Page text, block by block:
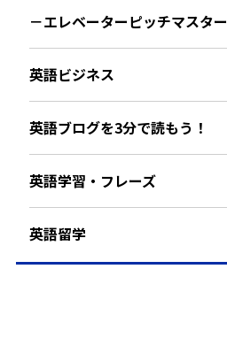
－エレベーターピッチマスター
英語ビジネス
英語ブログを3分で読もう！
英語学習・フレーズ
英語留学